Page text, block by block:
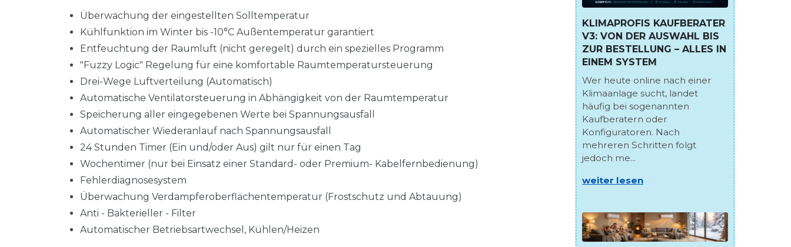
Überwachung der eingestellten Solltemperatur
Kühlfunktion im Winter bis -10°C Außentemperatur garantiert
Entfeuchtung der Raumluft (nicht geregelt) durch ein spezielles Programm
"Fuzzy Logic" Regelung für eine komfortable Raumtemperatursteuerung
Drei-Wege Luftverteilung (Automatisch)
Automatische Ventilatorsteuerung in Abhängigkeit von der Raumtemperatur
Speicherung aller eingegebenen Werte bei Spannungsausfall
Automatischer Wiederanlauf nach Spannungsausfall
24 Stunden Timer (Ein und/oder Aus) gilt nur für einen Tag
Wochentimer (nur bei Einsatz einer Standard- oder Premium- Kabelfernbedienung)
Fehlerdiagnosesystem
Überwachung Verdampferoberflächentemperatur (Frostschutz und Abtauung)
Anti - Bakterieller - Filter
Automatischer Betriebsartwechsel, Kühlen/Heizen
KLIMAPROFIS KAUFBERATER
V3: VON DER AUSWAHL BIS
ZUR BESTELLUNG – ALLES IN
EINEM SYSTEM
Wer heute online nach einer
Klimaanlage sucht, landet
häufig bei sogenannten
Kaufberatern oder
Konfiguratoren. Nach
mehreren Schritten folgt
jedoch me...
weiter lesen